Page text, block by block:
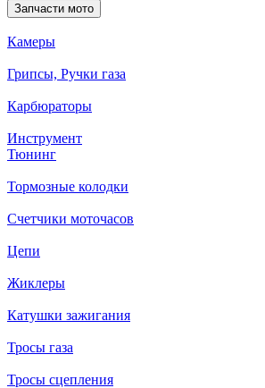
Запчасти мото
Камеры
Грипсы, Ручки газа
Карбюраторы
Инструмент
Тюнинг
Тормозные колодки
Счетчики моточасов
Цепи
Жиклеры
Катушки зажигания
Тросы газа
Тросы сцепления